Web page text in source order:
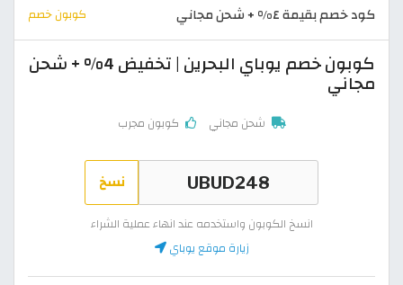
كود خصم بقيمة ٤% + شحن مجاني كوبون خصم
كوبون خصم يوباي البحرين | تخفيض 4% + شحن
مجاني
شحن مجاني كوبون مجرب
نسخ
انسخ الكوبون واستخدمه عند انهاء عملية الشراء
زيارة موقع يوباي